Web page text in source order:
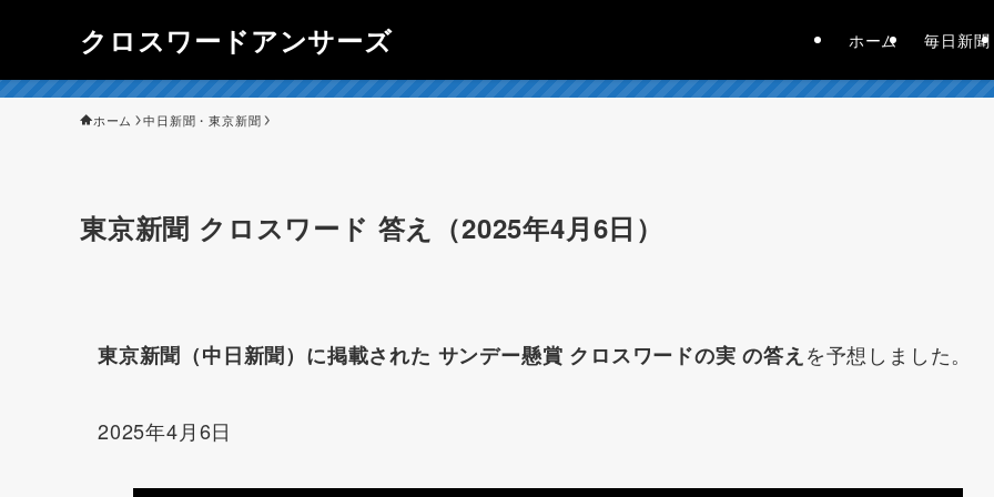
クロスワードアンサーズ ホーム 毎日新聞
ホーム 中日新聞・東京新聞
東京新聞 クロスワード 答え（2025年4月6日）
東京新聞（中日新聞）に掲載された サンデー懸賞 クロスワードの実 の答え を予想しました。
2025年4月6日